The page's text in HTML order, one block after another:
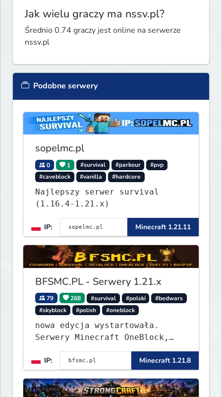
Jak wielu graczy ma nssv.pl?
Średnio 0.74 graczy jest online na serwerze
nssv.pl
Podobne serwery
sopelmc.pl
0 1 #survival #parkour
#pvp
#caveblock
#vanilla #hardcore
Najlepszy serwer survival
(1.16.4-1.21.x)
IP: Minecraft 1.21.11
BFSMC.PL - Serwery 1.21.x
79 268 #survival #polski
#bedwars
#skyblock
#polish #oneblock
nowa edycja wystartowała.
Serwery Minecraft OneBlock,
RealLife, PVP, BedWars, kitpvp
IP: Minecraft 1.21.8